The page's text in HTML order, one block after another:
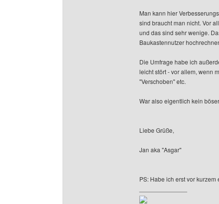
Man kann hier
sind braucht man nicht. Vor
und das sind sehr wenige.
Baukastennutzer
Die Umfrage habe ich
leicht stört - vor allem, wenn
"Verschoben" etc.
War also eigentlich kein
Liebe Grüße,
Jan aka "Asgar"
PS: Habe ich erst vor